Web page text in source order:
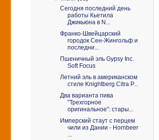
Сегодня последний день
работы Кьетила
Джикьюна в N...
Франко-Швейцарский
городок Сен-Жингольф и
последни...
Пшеничный эль Gypsy Inc.
Soft Focus
Летний эль в американском
стиле Knightberg Citra P...
Два варианта пива
"Трехгорное
оригинальное": стары...
Имперский стаут с перцем
чили из Дании - Hornbeer